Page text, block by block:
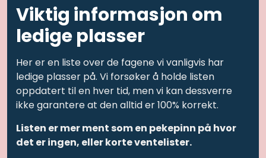
Viktig informasjon om
ledige plasser
Her er en liste over de fagene vi vanligvis har
ledige plasser på. Vi forsøker å holde listen
oppdatert til en hver tid, men vi kan dessverre
ikke garantere at den alltid er 100% korrekt.
Listen er mer ment som en pekepinn på hvor
det er ingen, eller korte ventelister.